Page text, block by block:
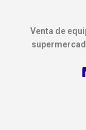
Venta de